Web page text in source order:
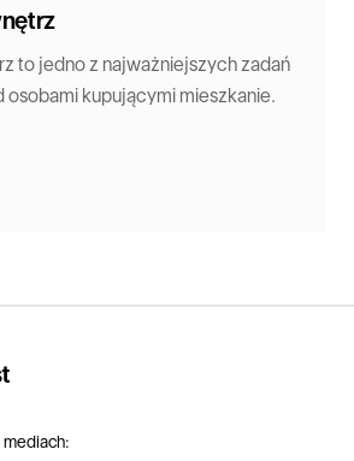
to jedno z najważniejszych zadań
kupującymi mieszkanie.